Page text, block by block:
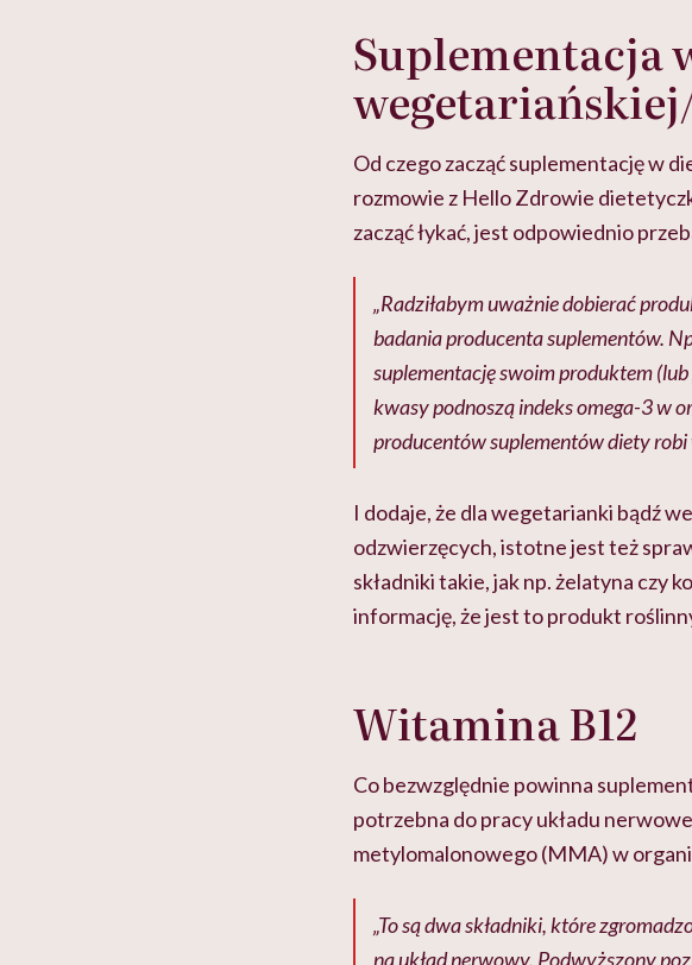
Suplementacja
Od czego zacząć suplementację w
rozmowie z Hello Zdrowie
zacząć łykać, jest odpowiednio
„Radziłabym uważnie dobierać
badania producenta suplementów.
suplementację swoim produktem
kwasy podnoszą indeks omega-3 w
producentów suplementów diety
I dodaje, że dla wegetarianki bądź
odzwierzęcych, istotne jest też
składniki takie, jak np. żelatyna czy
informację, że jest to produkt
Witamina B12
Co bezwzględnie powinna
potrzebna do pracy układu
metylomalonowego (MMA) w
„To są dwa składniki, które
na układ nerwowy. Podwyższony